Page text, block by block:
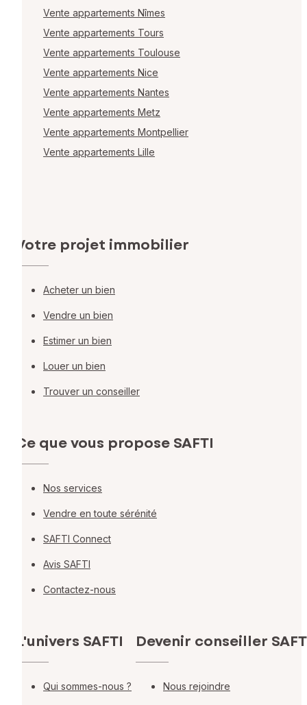
Vente appartements Nîmes
Vente appartements Tours
Vente appartements Toulouse
Vente appartements Nice
Vente appartements Nantes
Vente appartements Metz
Vente appartements Montpellier
Vente appartements Lille
Votre projet immobilier
Acheter un bien
Vendre un bien
Estimer un bien
Louer un bien
Trouver un conseiller
Ce que vous propose SAFTI
Nos services
Vendre en toute sérénité
SAFTI Connect
Avis SAFTI
Contactez-nous
L'univers SAFTI
Qui sommes-nous ?
Devenir conseiller
Nous rejoindre